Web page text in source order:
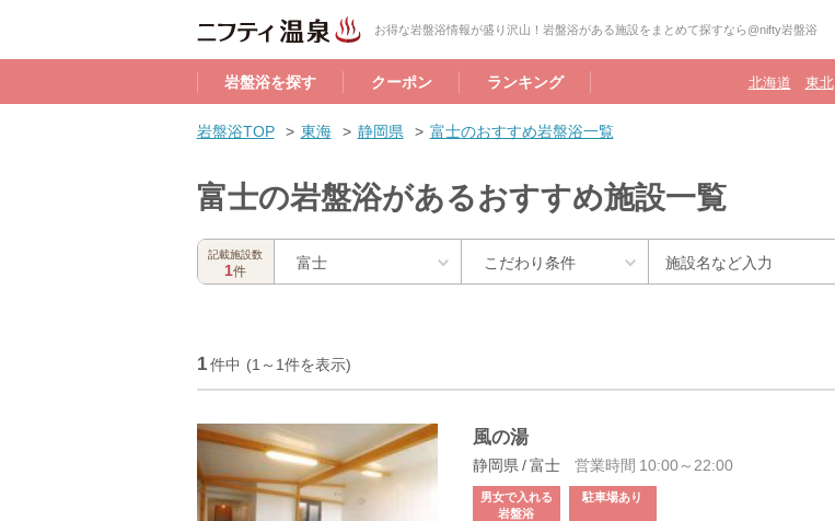
お得な岩盤浴情報が盛り沢山！岩盤浴がある施設をまとめて探すなら@nifty岩盤浴
岩盤浴を探す クーポン ランキング 北海道 東北
岩盤浴TOP 東海 静岡県 富士のおすすめ岩盤浴一覧
富士の岩盤浴があるおすすめ施設一覧
記載施設数
1件 富士
1件中 (1～1件を表示)
風の湯
静岡県 / 富士 営業時間 10:00～22:00
男女で入れる
岩盤浴
駐車場あり